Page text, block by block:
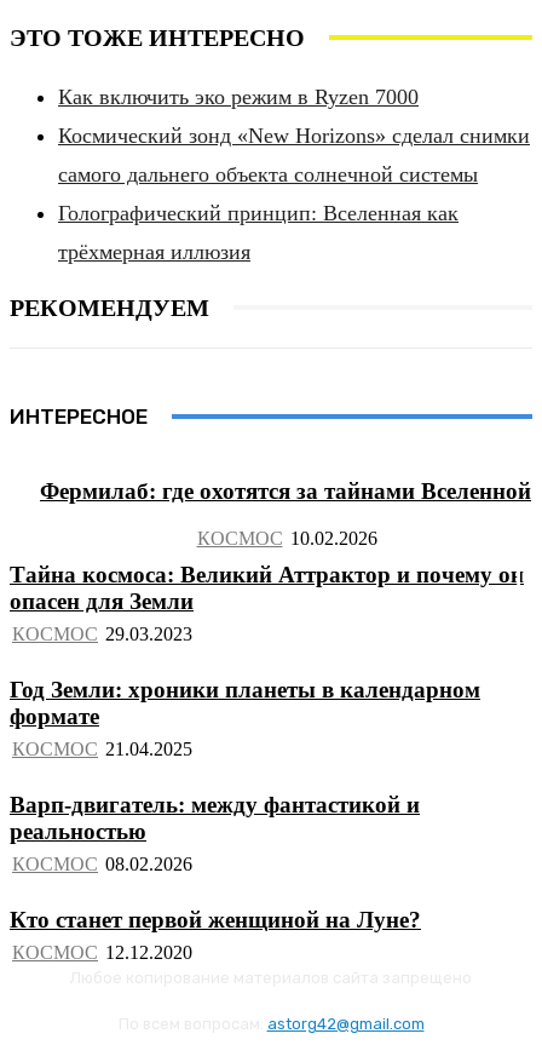
ЭТО ТОЖЕ ИНТЕРЕСНО
Как включить эко режим в Ryzen 7000
Космический зонд «New Horizons» сделал снимки
самого дальнего объекта солнечной системы
Голографический принцип: Вселенная как
трёхмерная иллюзия
РЕКОМЕНДУЕМ
ИНТЕРЕСНОЕ
Фермилаб: где охотятся за тайнами Вселенной
КОСМОС
Тайна космоса: Великий Аттрактор и почему он
опасен для Земли
КОСМОС
Год Земли: хроники планеты в календарном
формате
КОСМОС
Варп-двигатель: между фантастикой и
реальностью
КОСМОС
Кто станет первой женщиной на Луне?
КОСМОС
astorg42@gmail.com